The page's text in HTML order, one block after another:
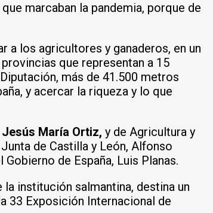
marcaban la pandemia, porque de
a los agricultores y ganaderos, en un
que representan a 15
más de 41.500 metros
y acercar la riqueza y lo que
Jesús María Ortiz, y de Agricultura y
de Castilla y León, Alfonso
de España, Luis Planas.
institución salmantina, destina un
33 Exposición Internacional de